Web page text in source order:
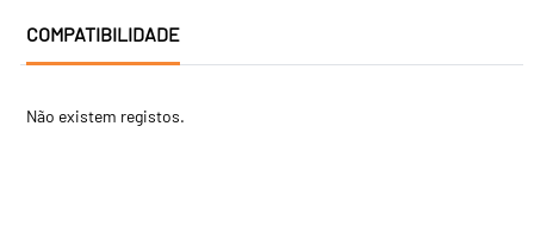
COMPATIBILIDADE
Não existem registos.